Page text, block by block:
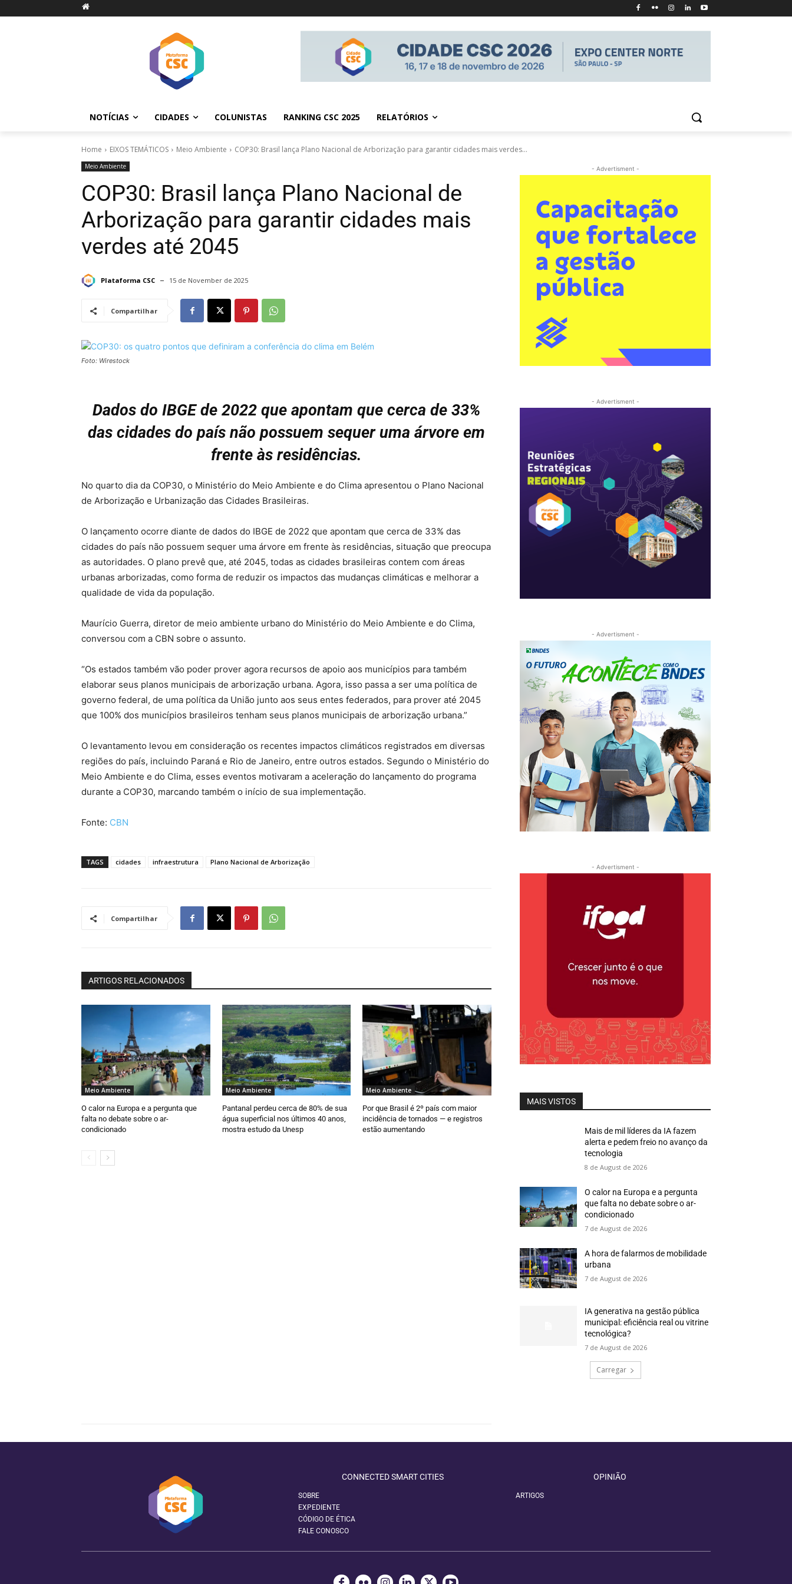
NOTÍCIAS CIDADES COLUNISTAS RANKING CSC 2025 RELATÓRIOS
Home EIXOS TEMÁTICOS Meio Ambiente COP30: Brasil lança Plano Nacional de Arborização para garantir cidades mais verdes...
Meio Ambiente
COP30: Brasil lança Plano Nacional de
Arborização para garantir cidades mais
verdes até 2045
Plataforma CSC 15 de November de 2025
Compartilhar
Foto: Wirestock
Dados do IBGE de 2022 que apontam que cerca de 33%
das cidades do país não possuem sequer uma árvore em
frente às residências.
No quarto dia da COP30, o Ministério do Meio Ambiente e do Clima apresentou o Plano Nacional
de Arborização e Urbanização das Cidades Brasileiras.
O lançamento ocorre diante de dados do IBGE de 2022 que apontam que cerca de 33% das
cidades do país não possuem sequer uma árvore em frente às residências, situação que preocupa
as autoridades. O plano prevê que, até 2045, todas as cidades brasileiras contem com áreas
urbanas arborizadas, como forma de reduzir os impactos das mudanças climáticas e melhorar a
qualidade de vida da população.
Maurício Guerra, diretor de meio ambiente urbano do Ministério do Meio Ambiente e do Clima,
conversou com a CBN sobre o assunto.
“Os estados também vão poder prover agora recursos de apoio aos municípios para também
elaborar seus planos municipais de arborização urbana. Agora, isso passa a ser uma política de
governo federal, de uma política da União junto aos seus entes federados, para prover até 2045
que 100% dos municípios brasileiros tenham seus planos municipais de arborização urbana.”
O levantamento levou em consideração os recentes impactos climáticos registrados em diversas
regiões do país, incluindo Paraná e Rio de Janeiro, entre outros estados. Segundo o Ministério do
Meio Ambiente e do Clima, esses eventos motivaram a aceleração do lançamento do programa
durante a COP30, marcando também o início de sua implementação.
Fonte: CBN
TAGS cidades infraestrutura Plano Nacional de Arborização
Compartilhar
ARTIGOS RELACIONADOS
Meio Ambiente
O calor na Europa e a pergunta que
falta no debate sobre o ar-
condicionado
Meio Ambiente
Pantanal perdeu cerca de 80% de sua
água superficial nos últimos 40 anos,
mostra estudo da Unesp
Meio Ambiente
Por que Brasil é 2º país com maior
incidência de tornados — e registros
estão aumentando
- Advertisment -
- Advertisment -
- Advertisment -
- Advertisment -
MAIS VISTOS
Mais de mil líderes da IA fazem
alerta e pedem freio no avanço da
tecnologia
8 de August de 2026
O calor na Europa e a pergunta
que falta no debate sobre o ar-
condicionado
7 de August de 2026
A hora de falarmos de mobilidade
urbana
7 de August de 2026
IA generativa na gestão pública
municipal: eficiência real ou vitrine
tecnológica?
7 de August de 2026
Carregar
CONNECTED SMART CITIES
SOBRE
EXPEDIENTE
CÓDIGO DE ÉTICA
FALE CONOSCO
OPINIÃO
ARTIGOS